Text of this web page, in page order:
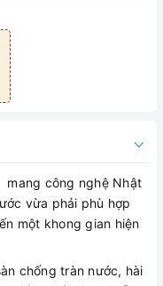
công nghệ Nhật
vừa phải phù hợp
một khong gian hiện
chống tràn nước, hài